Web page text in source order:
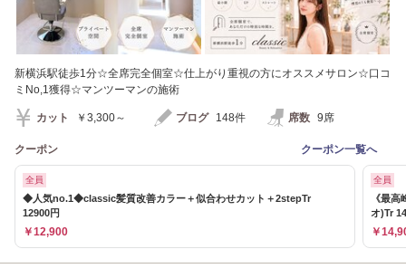
新横浜駅徒歩1分☆全席完全個室☆仕上がり重視の方にオススメサロン☆口コ
ミNo,1獲得☆マンツーマンの施術
カット ￥3,300～ ブログ 148件 席数 9席
クーポン クーポン一覧へ
全員
◆人気no.1◆classic髪質改善カラー＋似合わせカット＋2stepTr
12900円
￥12,900
全員
《最
オ)Tr
￥